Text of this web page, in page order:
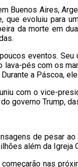
Buenos Aires,
que evoluiu para
da morte em
eventos.
pés com os
a Páscoa,
com o vice-
governo Trump,
de pesar
além da Igreja
nas